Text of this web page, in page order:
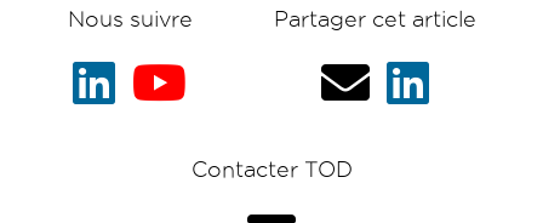
Nous suivre Partager cet article
Contacter TOD